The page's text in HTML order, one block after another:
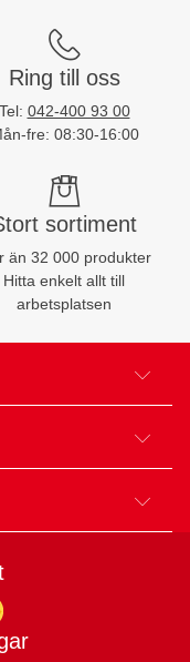
Ring till oss
Tel: 042-400 93 00
fre: 08:30-16:00
sortiment
än 32 000 produkter
Hitta enkelt allt till
arbetsplatsen
E-handel